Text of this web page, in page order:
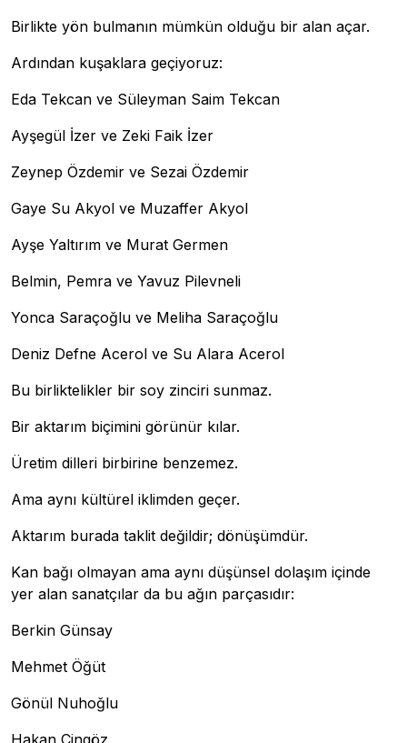
Birlikte yön bulmanın mümkün olduğu bir alan açar.
Ardından kuşaklara geçiyoruz:
Eda Tekcan ve Süleyman Saim Tekcan
Ayşegül İzer ve Zeki Faik İzer
Zeynep Özdemir ve Sezai Özdemir
Gaye Su Akyol ve Muzaffer Akyol
Ayşe Yaltırım ve Murat Germen
Belmin, Pemra ve Yavuz Pilevneli
Yonca Saraçoğlu ve Meliha Saraçoğlu
Deniz Defne Acerol ve Su Alara Acerol
Bu birliktelikler bir soy zinciri sunmaz.
Bir aktarım biçimini görünür kılar.
Üretim dilleri birbirine benzemez.
Ama aynı kültürel iklimden geçer.
Aktarım burada taklit değildir; dönüşümdür.
Kan bağı olmayan ama aynı düşünsel dolaşım içinde
yer alan sanatçılar da bu ağın parçasıdır:
Berkin Günsay
Mehmet Öğüt
Gönül Nuhoğlu
Hakan Cingöz